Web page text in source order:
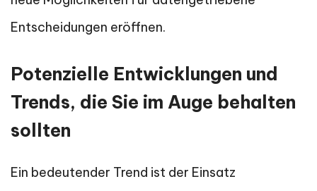
Entscheidungen eröffnen.
Potenzielle Entwicklungen und
Trends, die Sie im Auge behalten
sollten
Ein bedeutender Trend ist der Einsatz